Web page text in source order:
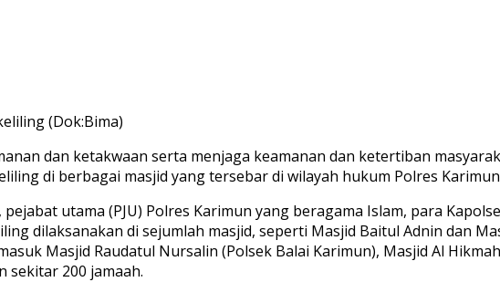
(Dok:Bima)
dan ketakwaan serta menjaga keamanan dan ketertiban
di berbagai masjid yang tersebar di wilayah hukum Polres
utama (PJU) Polres Karimun yang beragama Islam, para
dilaksanakan di sejumlah masjid, seperti Masjid Baitul Adnin dan
Masjid Raudatul Nursalin (Polsek Balai Karimun), Masjid Al
sekitar 200 jamaah.